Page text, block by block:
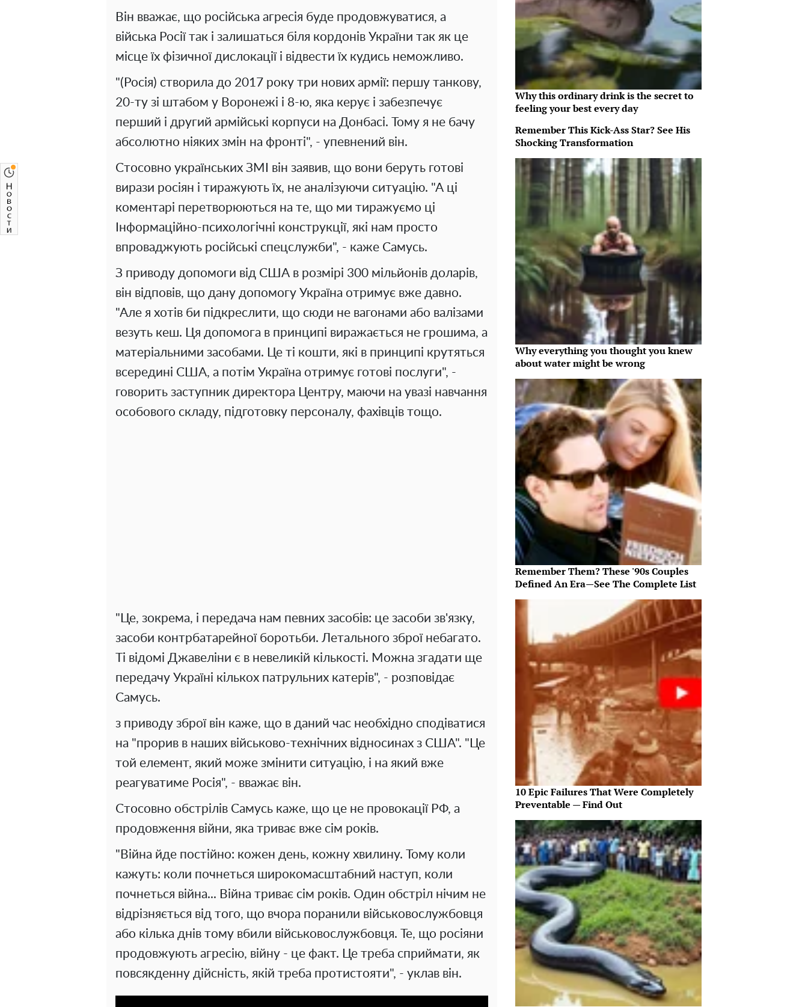
Він вважає, що російська агресія буде продовжуватися, а
війська Росії так і залишаться біля кордонів України так як це
місце їх фізичної дислокації і відвести їх кудись неможливо.
"(Росія) створила до 2017 року три нових армії: першу танкову,
20-ту зі штабом у Воронежі і 8-ю, яка керує і забезпечує
перший і другий армійські корпуси на Донбасі. Тому я не бачу
абсолютно ніяких змін на фронті", - упевнений він.
Стосовно українських ЗМІ він заявив, що вони беруть готові
вирази росіян і тиражують їх, не аналізуючи ситуацію. "А ці
коментарі перетворюються на те, що ми тиражуємо ці
Інформаційно-психологічні конструкції, які нам просто
впроваджують російські спецслужби", - каже Самусь.
З приводу допомоги від США в розмірі 300 мільйонів доларів,
він відповів, що дану допомогу Україна отримує вже давно.
"Але я хотів би підкреслити, що сюди не вагонами або валізами
везуть кеш. Ця допомога в принципі виражається не грошима, а
матеріальними засобами. Це ті кошти, які в принципі крутяться
всередині США, а потім Україна отримує готові послуги", -
говорить заступник директора Центру, маючи на увазі навчання
особового складу, підготовку персоналу, фахівців тощо.
"Це, зокрема, і передача нам певних засобів: це засоби зв'язку,
засоби контрбатарейної боротьби. Летального зброї небагато.
Ті відомі Джавеліни є в невеликій кількості. Можна згадати ще
передачу Україні кількох патрульних катерів", - розповідає
Самусь.
з приводу зброї він каже, що в даний час необхідно сподіватися
на "прорив в наших військово-технічних відносинах з США". "Це
той елемент, який може змінити ситуацію, і на який вже
реагуватиме Росія", - вважає він.
Стосовно обстрілів Самусь каже, що це не провокації РФ, а
продовження війни, яка триває вже сім років.
"Війна йде постійно: кожен день, кожну хвилину. Тому коли
кажуть: коли почнеться широкомасштабний наступ, коли
почнеться війна... Війна триває сім років. Один обстріл нічим не
відрізняється від того, що вчора поранили військовослужбовця
або кілька днів тому вбили військовослужбовця. Те, що росіяни
продовжують агресію, війну - це факт. Це треба сприймати, як
повсякденну дійсність, якій треба протистояти", - уклав він.
Why this ordinary drink is the secret to
feeling your best every day
Remember This Kick-Ass Star? See His
Shocking Transformation
Why everything you thought you knew
about water might be wrong
Remember Them? These '90s Couples
Defined An Era—See The Complete List
10 Epic Failures That Were Completely
Preventable — Find Out